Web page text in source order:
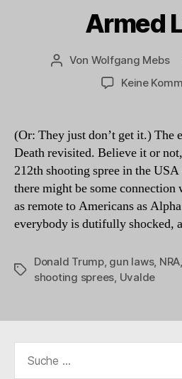
Armed
Beitragsautor
Von Wolfgang Mebs
Keine
(Or: They just don’t get it.) The
Death revisited. Believe it or
212th shooting spree in the
there might be some connection
as remote to Americans as
everybody is dutifully shocked,
Schlagwörter
Donald Trump, gun laws, NRA
shooting sprees Uvalde
nach: